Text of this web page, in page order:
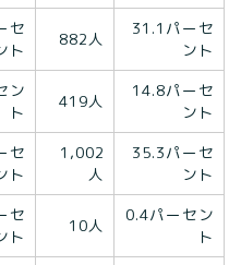
セ
ト
882人
31.1パーセ
ント
ン
ト
419人
14.8パーセ
ント
セ
ト
1,002
人
35.3パーセ
ント
セ
ト
10人
0.4パーセン
ト